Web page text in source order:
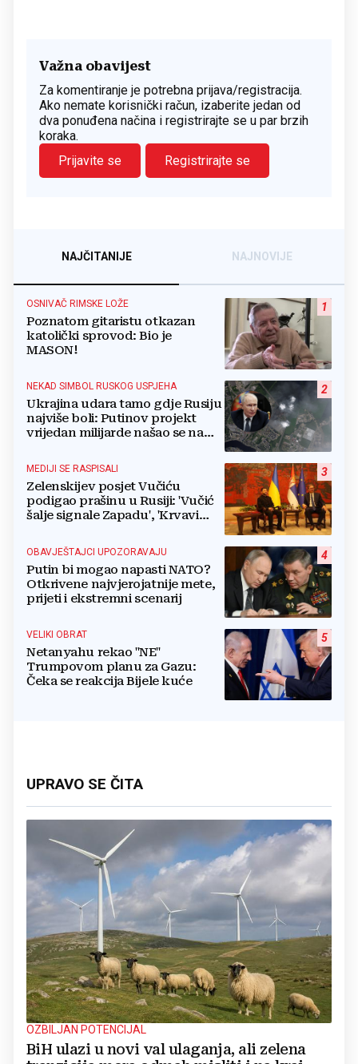
Važna obavijest
Za komentiranje je potrebna prijava/registracija.
Ako nemate korisnički račun, izaberite jedan od
dva ponuđena načina i registrirajte se u par brzih
koraka.
Prijavite se
Registrirajte se
NAJČITANIJE NAJNOVIJE
1
OSNIVAČ RIMSKE LOŽE
Poznatom gitaristu otkazan
katolički sprovod: Bio je
MASON!
2
NEKAD SIMBOL RUSKOG USPJEHA
Ukrajina udara tamo gdje Rusiju
najviše boli: Putinov projekt
vrijedan milijarde našao se na
3
MEDIJI SE RASPISALI
Zelenskijev posjet Vučiću
podigao prašinu u Rusiji: 'Vučić
šalje signale Zapadu', 'Krvavi
4
OBAVJEŠTAJCI UPOZORAVAJU
Putin bi mogao napasti NATO?
Otkrivene najvjerojatnije mete,
prijeti i ekstremni scenarij
5
VELIKI OBRAT
Netanyahu rekao "NE"
Trumpovom planu za Gazu:
Čeka se reakcija Bijele kuće
UPRAVO SE ČITA
OZBILJAN POTENCIJAL
BiH ulazi u novi val ulaganja, ali zelena